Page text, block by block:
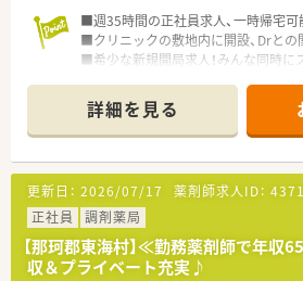
■週35時間の正社員求人、一時帰宅可
■クリニックの敷地内に開設、Drとの
■希少な新規開局求人！みんな同時に
詳細を見る
更新日： 2026/07/17 薬剤師求人ID：
正社員
調剤薬局
【那珂郡東海村】≪勤務薬剤師で年
収＆プライベート充実♪